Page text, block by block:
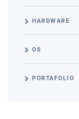
HARDWARE
OS
PORTAFOLIO